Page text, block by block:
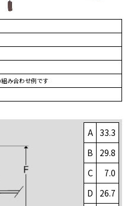
み合わせ例です
A 33.3
B
29.8
C
7.0
D
26.7